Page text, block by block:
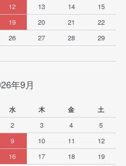
12 13 14
15
19 20 21
22
26 27 28
29
年9月
水 木 金
土
2 3 4
5
9 10 11
12
16 17 18
19